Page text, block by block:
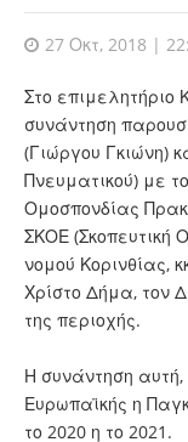
27 Οκτ, 2018 |
Στο επιμελητήριο
συνάντηση
(Γιώργου Γκιώνη)
Πνευματικού) με
Ομοσπονδίας
ΣΚΟΕ (Σκοπευτική
νομού Κορινθίας,
Χρίστο Δήμα, τον
της περιοχής.
Η συνάντηση αυτή,
Ευρωπαϊκής η
το 2020 η το 2021.